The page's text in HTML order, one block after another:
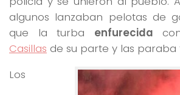
algunos lanzaban pelotas de
que la turba enfurecida
Casillas de su parte y las paraba
Los